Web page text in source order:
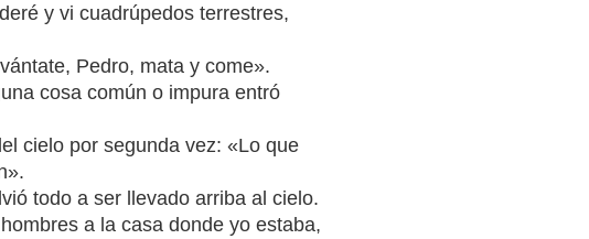
y vi cuadrúpedos terrestres,
Pedro, mata y come».
cosa común o impura entró
cielo por segunda vez: «Lo que
todo a ser llevado arriba al cielo.
a la casa donde yo estaba,